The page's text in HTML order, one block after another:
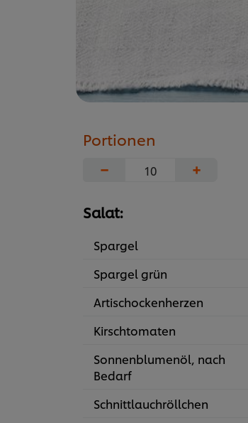
Portionen
−
+
Salat:
Spargel
Spargel grün
Artischockenherzen
Kirschtomaten
Sonnenblumenöl, nach
Bedarf
Schnittlauchröllchen